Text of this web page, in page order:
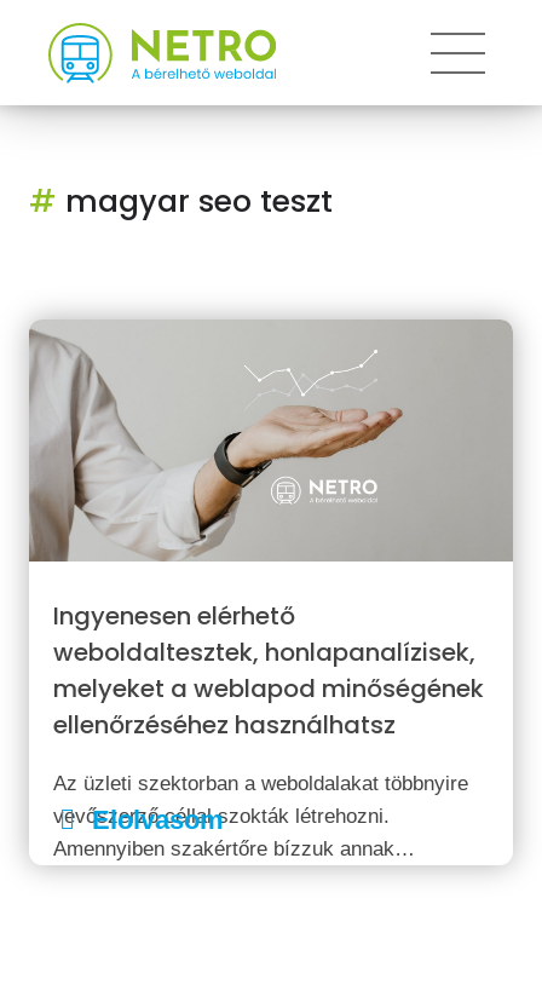
# magyar seo teszt
Ingyenesen elérhető
weboldaltesztek, honlapanalízisek,
melyeket a weblapod minőségének
ellenőrzéséhez használhatsz
Az üzleti szektorban a weboldalakat többnyire
vevőszerző céllal szokták létrehozni.
Amennyiben szakértőre bízzuk annak
Elolvasom